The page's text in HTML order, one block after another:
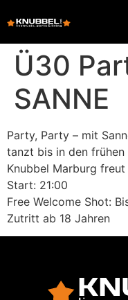
Ü30
SANNE
Party, Party – mit
tanzt bis in den frühen
Knubbel Marburg freut
Start: 21:00
Free Welcome Shot:
Zutritt ab 18 Jahren